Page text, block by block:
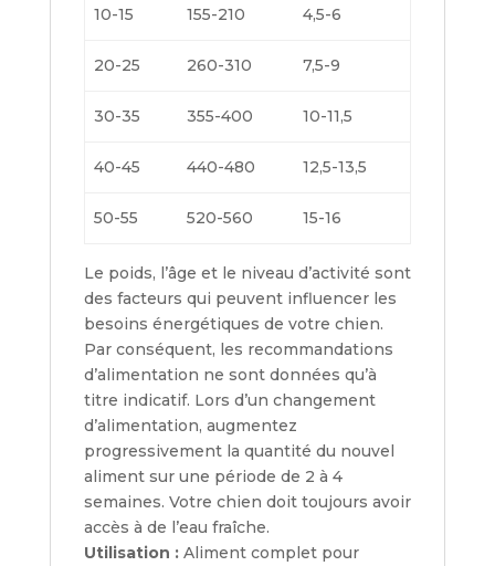
10-15 155-210 4,5-6
20-25 260-310 7,5-9
30-35 355-400 10-11,5
40-45 440-480 12,5-13,5
50-55 520-560 15-16
Le poids, l’âge et le niveau d’activité sont
des facteurs qui peuvent influencer les
besoins énergétiques de votre chien.
Par conséquent, les recommandations
d’alimentation ne sont données qu’à
titre indicatif. Lors d’un changement
d’alimentation, augmentez
progressivement la quantité du nouvel
aliment sur une période de 2 à 4
semaines. Votre chien doit toujours avoir
accès à de l’eau fraîche.
Utilisation :Aliment complet pour